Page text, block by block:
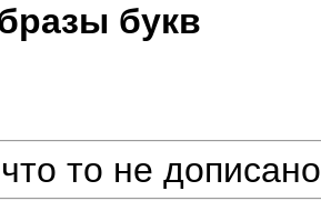
букв
то не